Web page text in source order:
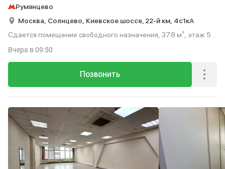
Румянцево
Москва, Солнцево, Киевское шоссе, 22-й км, 4с1кА
Сдается помещение свободного назначения, 37.8 м², этаж 5
Позвонить
Вчера в 09:50